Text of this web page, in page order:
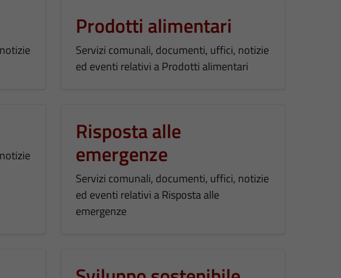
Prodotti alimentari
Servizi comunali, documenti, uffici, notizie
ed eventi relativi a Prodotti alimentari
Risposta alle
emergenze
Servizi comunali, documenti, uffici, notizie
ed eventi relativi a Risposta alle
emergenze